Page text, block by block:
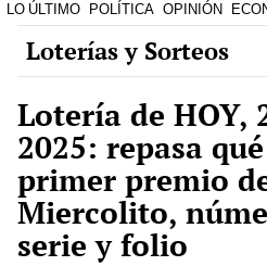
LO ÚLTIMO POLÍTICA OPINIÓN
Loterías y Sorteos
Lotería de HOY,
2025: repasa
primer premio
Miercolito,
serie y folio